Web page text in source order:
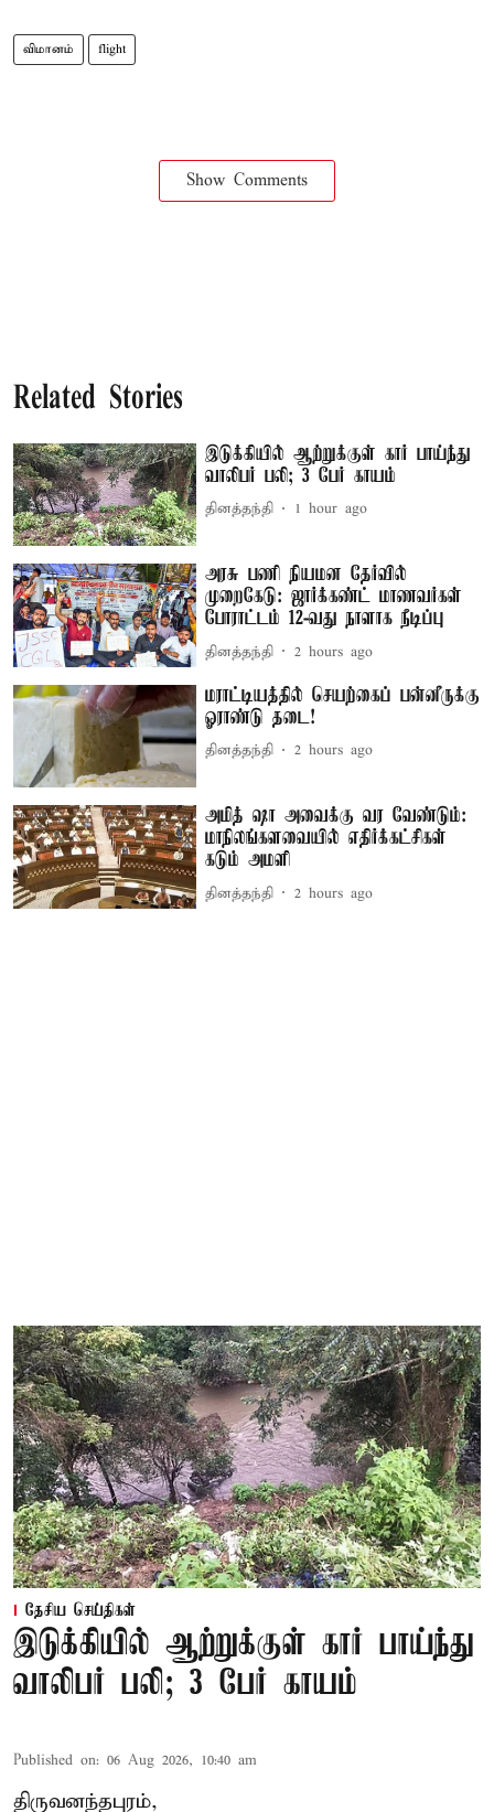
விமானம் flight
Show Comments
Related Stories
இடுக்கியில் ஆற்றுக்குள் கார் பாய்ந்து
வாலிபர் பலி; 3 பேர் காயம்
தினத்தந்தி 1 hour ago
அரசு பணி நியமன தேர்வில்
முறைகேடு: ஜார்க்கண்ட் மாணவர்கள்
போராட்டம் 12-வது நாளாக நீடிப்பு
தினத்தந்தி 2 hours ago
மராட்டியத்தில் செயற்கைப் பன்னீருக்கு
ஓராண்டு தடை!
தினத்தந்தி 2 hours ago
அமித் ஷா அவைக்கு வர வேண்டும்:
மாநிலங்களவையில் எதிர்க்கட்சிகள்
கடும் அமளி
தினத்தந்தி 2 hours ago
தேசிய செய்திகள்
இடுக்கியில் ஆற்றுக்குள் கார் பாய்ந்து
வாலிபர் பலி; 3 பேர் காயம்
Published on: 06 Aug 2026, 10:40 am
திருவனந்தபுரம்,